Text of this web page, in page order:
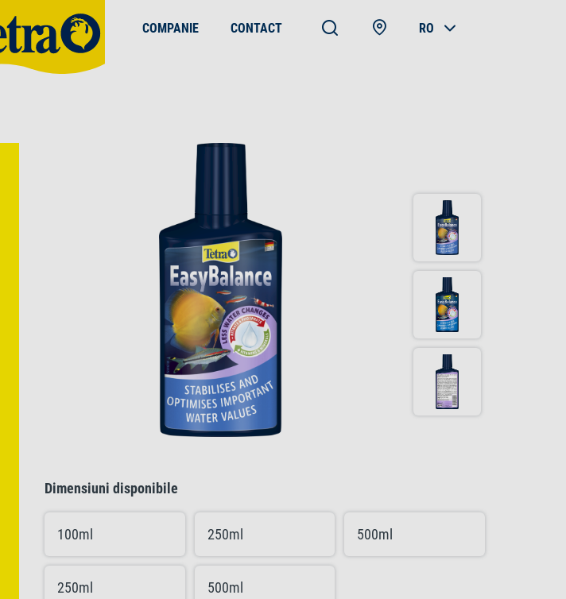
COMPANIE CONTACT RO
Dimensiuni disponibile
100ml 250ml 500ml
250ml 500ml